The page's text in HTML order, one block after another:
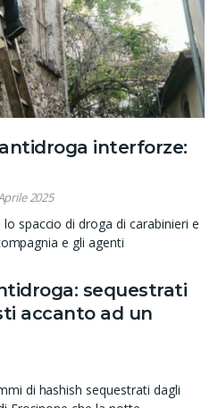
interforze:
2025
spaccio di droga di carabinieri e
e gli agenti
sequestrati
accanto ad un
di hashish sequestrati dagli